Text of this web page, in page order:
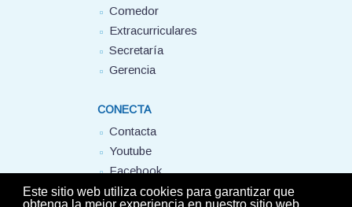
Este sitio web utiliza cookies para garantizar que
obtenga la mejor experiencia en nuestro sitio web.
Comedor
Extracurriculares
Secretaría
Gerencia
CONECTA
Contacta
Youtube
Facebook
FUHEM